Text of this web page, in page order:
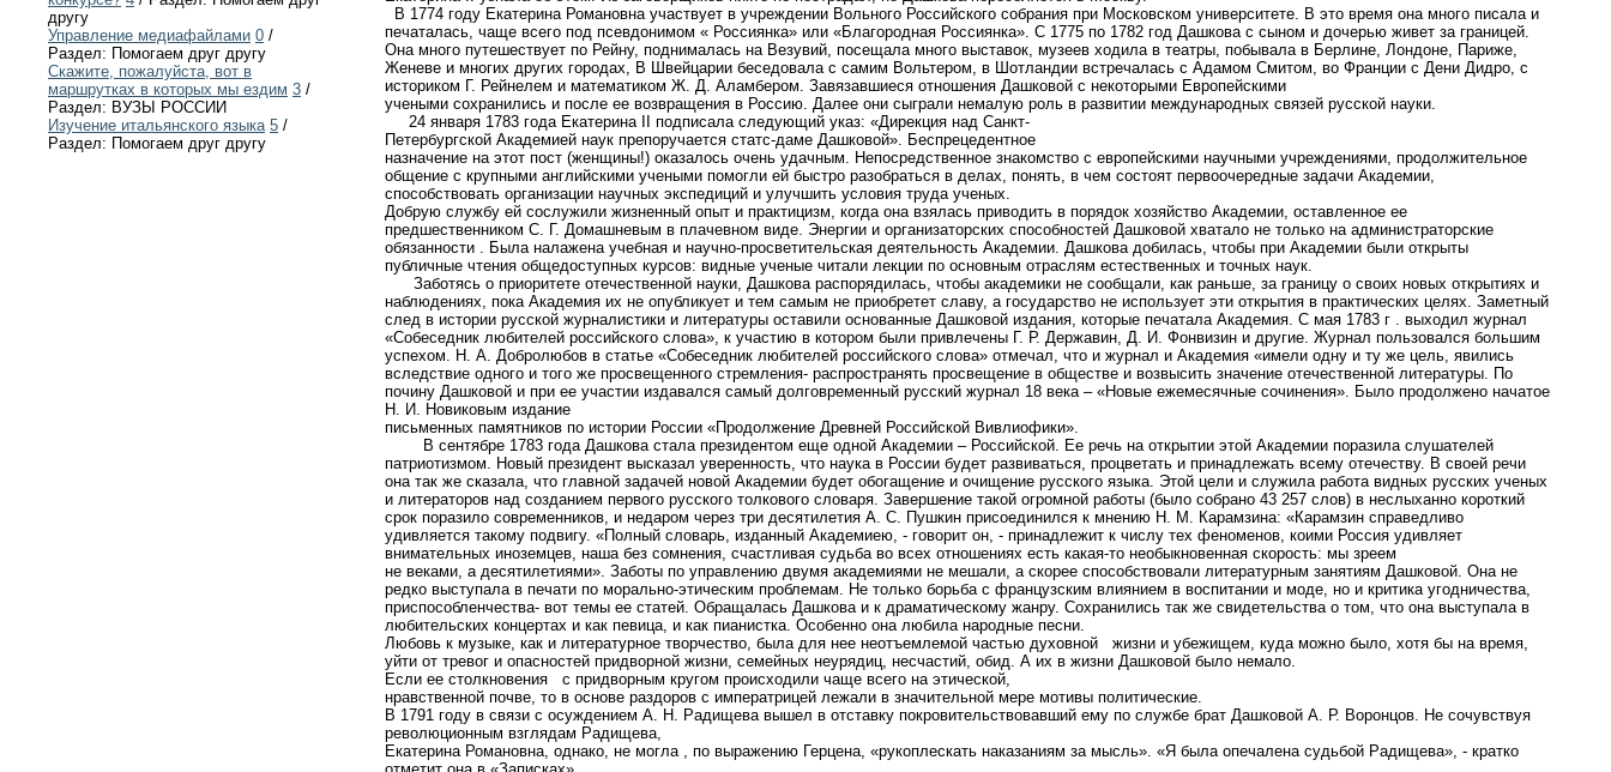
другу
Управление медиафайлами 0 /
Раздел: Помогаем друг другу
Скажите, пожалуйста, вот в
маршрутках в которых мы ездим 3 /
Раздел: ВУЗЫ РОССИИ
Изучение итальянского языка 5 /
Раздел: Помогаем друг другу
В 1774 году Екатерина Романовна участвует в учреждении Вольного Российского собрания при Московском университете. В это время она много писала и
печаталась, чаще всего под псевдонимом « Россиянка» или «Благородная Россиянка». С 1775 по 1782 год Дашкова с сыном и дочерью живет за границей.
Она много путешествует по Рейну, поднималась на Везувий, посещала много выставок, музеев ходила в театры, побывала в Берлине, Лондоне, Париже,
Женеве и многих других городах, В Швейцарии беседовала с самим Вольтером, в Шотландии встречалась с Адамом Смитом, во Франции с Дени Дидро, с
историком Г. Рейнелем и математиком Ж. Д. Аламбером. Завязавшиеся отношения Дашковой с некоторыми Европейскими
учеными сохранились и после ее возвращения в Россию. Далее они сыграли немалую роль в развитии международных связей русской науки.
24 января 1783 года Екатерина II подписала следующий указ: «Дирекция над Санкт-
Петербургской Академией наук препоручается статс-даме Дашковой». Беспрецедентное
назначение на этот пост (женщины!) оказалось очень удачным. Непосредственное знакомство с европейскими научными учреждениями, продолжительное
общение с крупными английскими учеными помогли ей быстро разобраться в делах, понять, в чем состоят первоочередные задачи Академии,
способствовать организации научных экспедиций и улучшить условия труда ученых.
Добрую службу ей сослужили жизненный опыт и практицизм, когда она взялась приводить в порядок хозяйство Академии, оставленное ее
предшественником С. Г. Домашневым в плачевном виде. Энергии и организаторских способностей Дашковой хватало не только на администраторские
обязанности . Была налажена учебная и научно-просветительская деятельность Академии. Дашкова добилась, чтобы при Академии были открыты
публичные чтения общедоступных курсов: видные ученые читали лекции по основным отраслям естественных и точных наук.
Заботясь о приоритете отечественной науки, Дашкова распорядилась, чтобы академики не сообщали, как раньше, за границу о своих новых открытиях и
наблюдениях, пока Академия их не опубликует и тем самым не приобретет славу, а государство не использует эти открытия в практических целях. Заметный
след в истории русской журналистики и литературы оставили основанные Дашковой издания, которые печатала Академия. С мая 1783 г . выходил журнал
«Собеседник любителей российского слова», к участию в котором были привлечены Г. Р. Державин, Д. И. Фонвизин и другие. Журнал пользовался большим
успехом. Н. А. Добролюбов в статье «Собеседник любителей российского слова» отмечал, что и журнал и Академия «имели одну и ту же цель, явились
вследствие одного и того же просвещенного стремления- распространять просвещение в обществе и возвысить значение отечественной литературы. По
почину Дашковой и при ее участии издавался самый долговременный русский журнал 18 века – «Новые ежемесячные сочинения». Было продолжено начатое
Н. И. Новиковым издание
письменных памятников по истории России «Продолжение Древней Российской Вивлиофики».
В сентябре 1783 года Дашкова стала президентом еще одной Академии – Российской. Ее речь на открытии этой Академии поразила слушателей
патриотизмом. Новый президент высказал уверенность, что наука в России будет развиваться, процветать и принадлежать всему отечеству. В своей речи
она так же сказала, что главной задачей новой Академии будет обогащение и очищение русского языка. Этой цели и служила работа видных русских ученых
и литераторов над созданием первого русского толкового словаря. Завершение такой огромной работы (было собрано 43 257 слов) в неслыханно короткий
срок поразило современников, и недаром через три десятилетия А. С. Пушкин присоединился к мнению Н. М. Карамзина: «Карамзин справедливо
удивляется такому подвигу. «Полный словарь, изданный Академиею, - говорит он, - принадлежит к числу тех феноменов, коими Россия удивляет
внимательных иноземцев, наша без сомнения, счастливая судьба во всех отношениях есть какая-то необыкновенная скорость: мы зреем
не веками, а десятилетиями». Заботы по управлению двумя академиями не мешали, а скорее способствовали литературным занятиям Дашковой. Она не
редко выступала в печати по морально-этическим проблемам. Не только борьба с французским влиянием в воспитании и моде, но и критика угодничества,
приспособленчества- вот темы ее статей. Обращалась Дашкова и к драматическому жанру. Сохранились так же свидетельства о том, что она выступала в
любительских концертах и как певица, и как пианистка. Особенно она любила народные песни.
Любовь к музыке, как и литературное творчество, была для нее неотъемлемой частью духовной жизни и убежищем, куда можно было, хотя бы на время,
уйти от тревог и опасностей придворной жизни, семейных неурядиц, несчастий, обид. А их в жизни Дашковой было немало.
Если ее столкновения с придворным кругом происходили чаще всего на этической,
нравственной почве, то в основе раздоров с императрицей лежали в значительной мере мотивы политические.
В 1791 году в связи с осуждением А. Н. Радищева вышел в отставку покровительствовавший ему по службе брат Дашковой А. Р. Воронцов. Не сочувствуя
революционным взглядам Радищева,
Екатерина Романовна, однако, не могла , по выражению Герцена, «рукоплескать наказаниям за мысль». «Я была опечалена судьбой Радищева», - кратко